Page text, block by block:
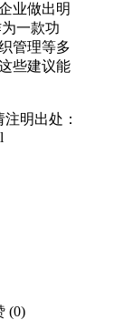
业做出明
一款功
管理等多
些建议能
明出处：
(0)